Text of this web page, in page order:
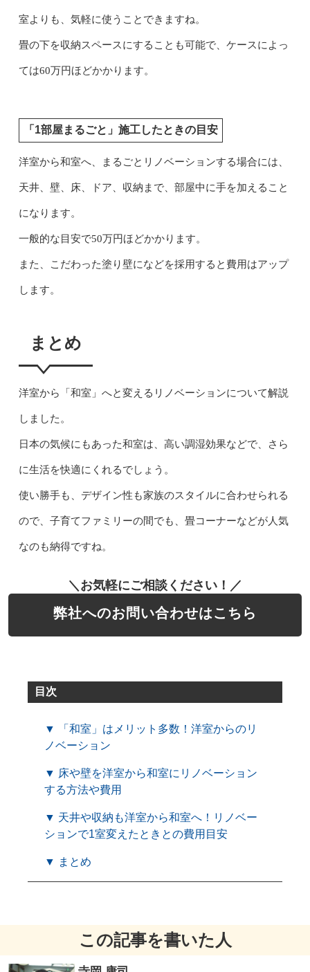
室よりも、気軽に使うことできますね。
畳の下を収納スペースにすることも可能で、ケースによっ
ては60万円ほどかかります。
「1部屋まるごと」施工したときの目安
洋室から和室へ、まるごとリノベーションする場合には、
天井、壁、床、ドア、収納まで、部屋中に手を加えること
になります。
一般的な目安で50万円ほどかかります。
また、こだわった塗り壁になどを採用すると費用はアップ
します。
まとめ
洋室から「和室」へと変えるリノベーションについて解説
しました。
日本の気候にもあった和室は、高い調湿効果などで、さら
に生活を快適にくれるでしょう。
使い勝手も、デザイン性も家族のスタイルに合わせられる
ので、子育てファミリーの間でも、畳コーナーなどが人気
なのも納得ですね。
＼お気軽にご相談ください！／
弊社へのお問い合わせはこちら
目次
▼ 「和室」はメリット多数！洋室からのリ
ノベーション
▼ 床や壁を洋室から和室にリノベーション
する方法や費用
▼ 天井や収納も洋室から和室へ！リノベー
ションで1室変えたときとの費用目安
▼ まとめ
この記事を書いた人